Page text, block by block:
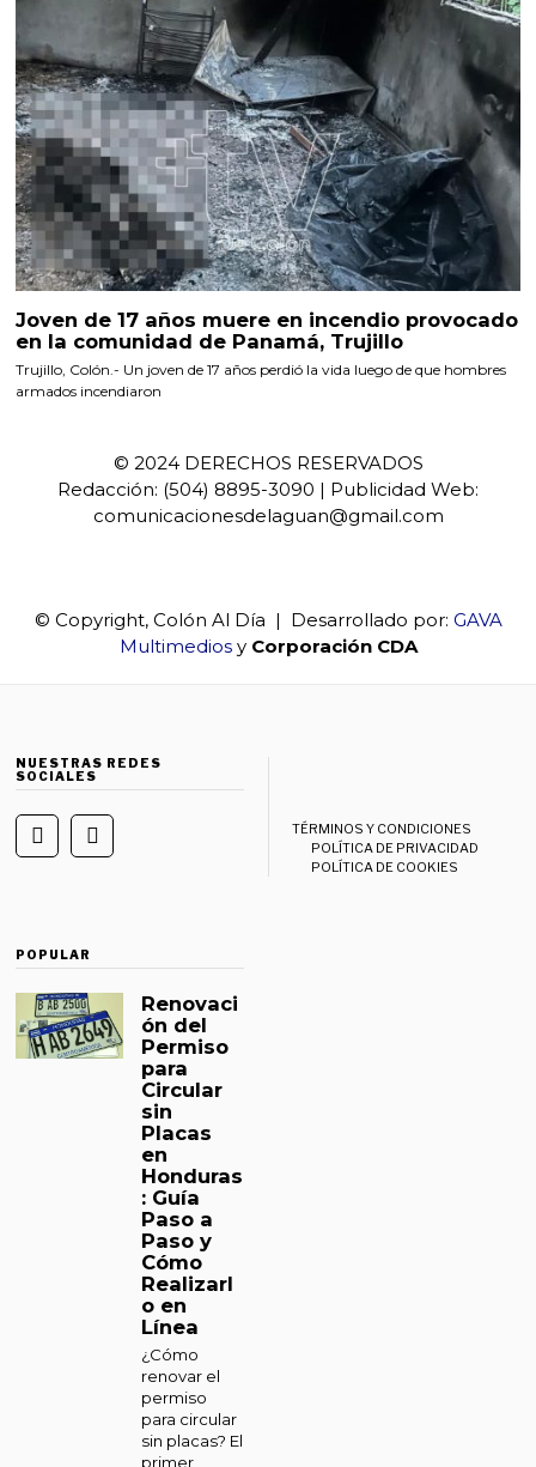
Joven de 17 años muere en incendio provocado
en la comunidad de Panamá, Trujillo
Trujillo, Colón.- Un joven de 17 años perdió la vida luego de que hombres
armados incendiaron
© 2024 DERECHOS RESERVADOS
Redacción: (504) 8895-3090 | Publicidad Web:
comunicacionesdelaguan@gmail.com
© Copyright, Colón Al Día | Desarrollado por: GAVA
Multimediosy Corporación CDA
NUESTRAS REDES
SOCIALES
TÉRMINOS Y CONDICIONES
POLÍTICA DE PRIVACIDAD
POLÍTICA DE COOKIES
POPULAR
Renovaci
ón del
Permiso
para
Circular
sin
Placas
en
Honduras
: Guía
Paso a
Paso y
Cómo
Realizarl
o en
Línea
¿Cómo
renovar el
permiso
para circular
sin placas? El
primer